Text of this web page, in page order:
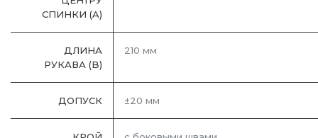
СПИНКИ (A)
ДЛИНА
РУКАВА (B)
210 мм
ДОПУСК ±20 мм